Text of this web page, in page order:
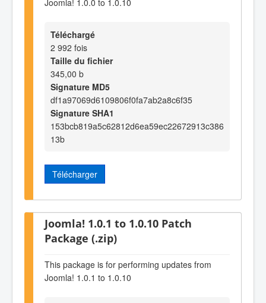
Téléchargé
2 992 fois
Taille du fichier
345,00 b
Signature MD5
df1a97069d6109806f0fa7ab2a8c6f35
Signature SHA1
153bcb819a5c62812d6ea59ec22672913c386
13b
Télécharger
Joomla! 1.0.1 to 1.0.10 Patch
Package (.zip)
This package is for performing updates from
Joomla! 1.0.1 to 1.0.10